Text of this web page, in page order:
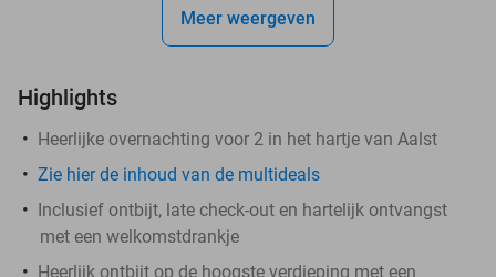
Meer weergeven
Highlights
Heerlijke overnachting voor 2 in het hartje van Aalst
Zie hier de inhoud van de multideals
Inclusief ontbijt, late check-out en hartelijk ontvangst
met een welkomstdrankje
Heerlijk ontbijt op de hoogste verdieping met een